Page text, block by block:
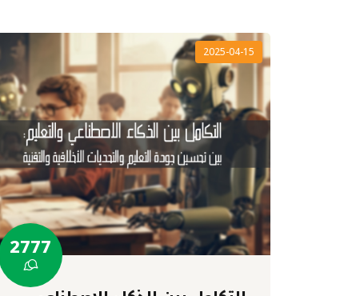
2025-04-15
2777